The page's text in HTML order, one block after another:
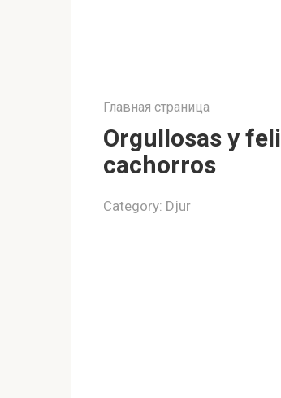
Главная страница
Orgullosas y
cachorros
Category: Djur